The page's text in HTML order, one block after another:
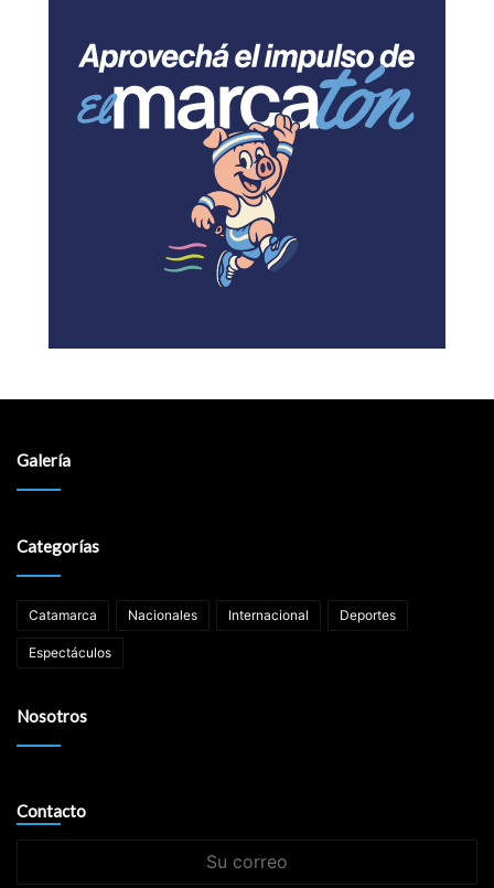
Galería
Categorías
Catamarca Nacionales Internacional Deportes
Espectáculos
Nosotros
Contacto